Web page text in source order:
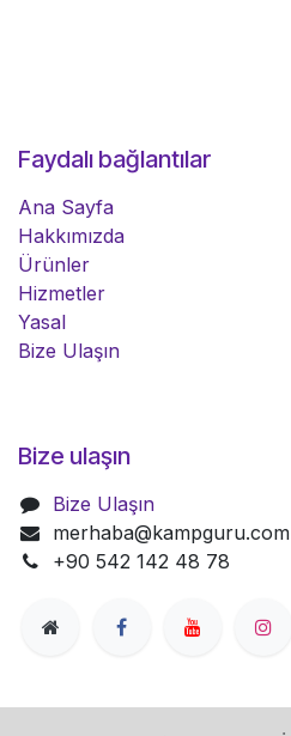
Faydalı bağlantılar
Ana Sayfa
Hakkımızda
Ürünler
Hizmetler
Yasal
Bize Ulaşın
Bize ulaşın
Bize Ulaşın
merhaba@kampguru.com
+90 542 142 48 78